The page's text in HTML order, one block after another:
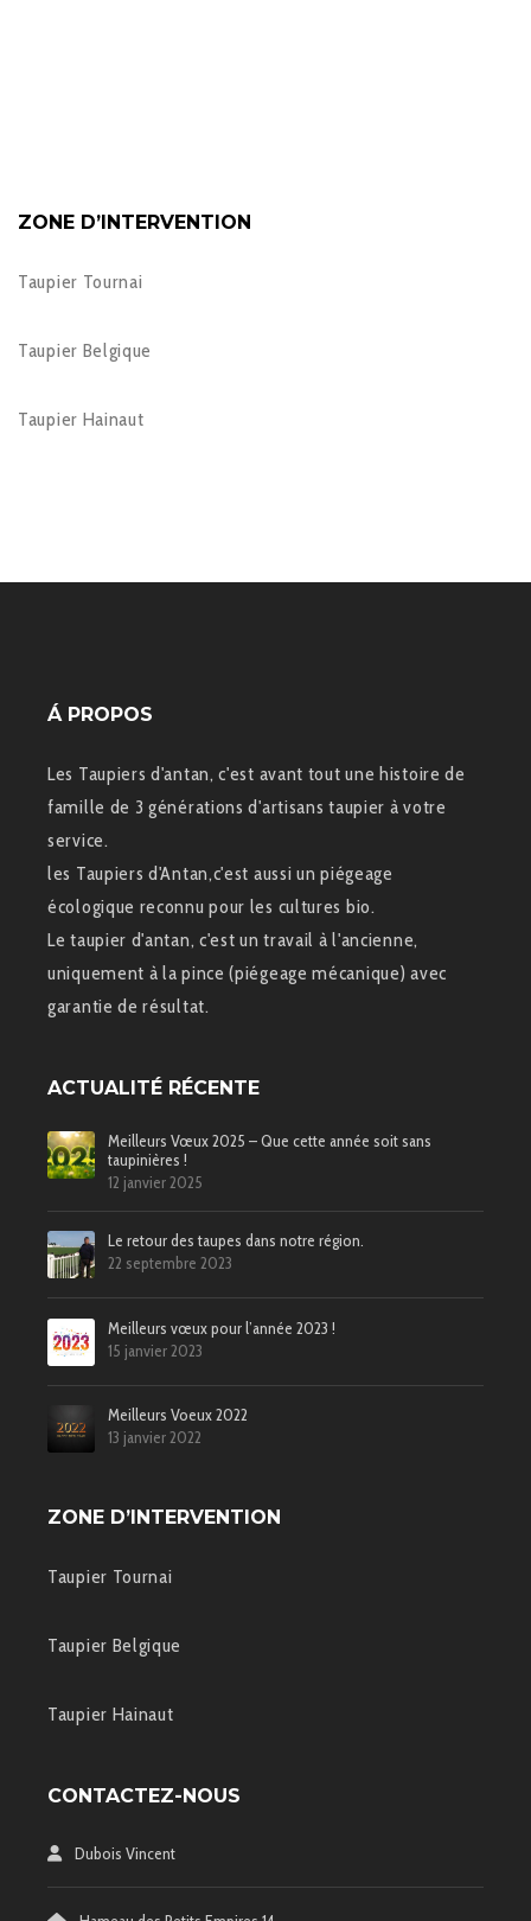
ZONE D’INTERVENTION
Taupier Tournai
Taupier Belgique
Taupier Hainaut
Á PROPOS
Les Taupiers d'antan, c'est avant tout une histoire de
famille de 3 générations d'artisans taupier à votre
service.
les Taupiers d'Antan,c'est aussi un piégeage
écologique reconnu pour les cultures bio.
Le taupier d'antan, c'est un travail à l'ancienne,
uniquement à la pince (piégeage mécanique) avec
garantie de résultat.
ACTUALITÉ RÉCENTE
Meilleurs Vœux 2025 – Que cette année soit sans
taupinières !
12 janvier 2025
Le retour des taupes dans notre région.
22 septembre 2023
Meilleurs vœux pour l’année 2023 !
15 janvier 2023
Meilleurs Voeux 2022
13 janvier 2022
ZONE D’INTERVENTION
Taupier Tournai
Taupier Belgique
Taupier Hainaut
CONTACTEZ-NOUS
Dubois Vincent